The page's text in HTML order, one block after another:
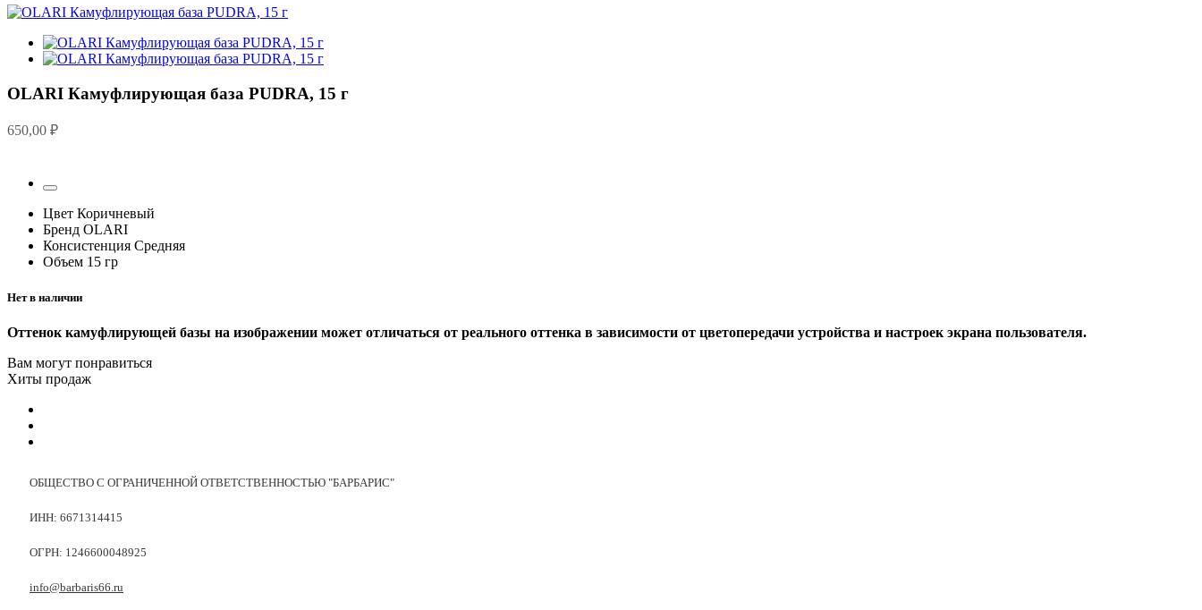
OLARI Камуфлирующая база PUDRA, 15 г
650,00 ₽
Цвет Коричневый
Бренд OLARI
Консистенция Средняя
Объем 15 гр
Нет в наличии
Оттенок камуфлирующей базы на изображении может отличаться от реального оттенка в зависимости от цветопередачи устройства и настроек экрана пользователя.
Вам могут понравиться
Хиты продаж
ОБЩЕСТВО С ОГРАНИЧЕННОЙ ОТВЕТСТВЕННОСТЬЮ "БАРБАРИС"
ИНН: 6671314415
ОГРН: 1246600048925
info@barbaris66.ru